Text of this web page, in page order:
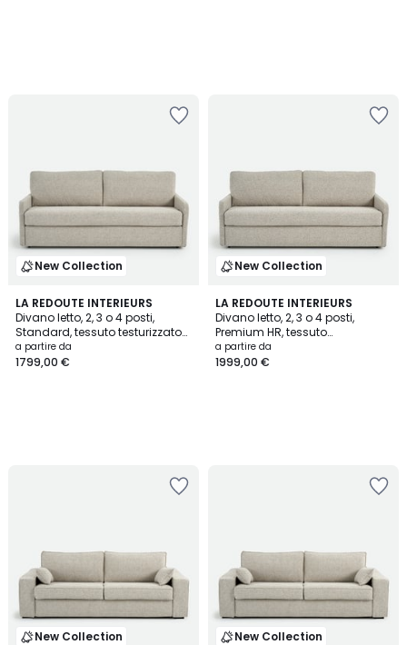
New Collection
LA REDOUTE INTERIEURS
Divano letto, 2, 3 o 4 posti,
Standard, tessuto testurizzato
screziato, MARTA
a partire da
1799,00 €
New Collection
LA REDOUTE INTERIEURS
Divano letto, 2, 3 o 4 posti,
Premium HR, tessuto
testurizzato screziato, MARTA
a partire da
1999,00 €
New Collection New Collection